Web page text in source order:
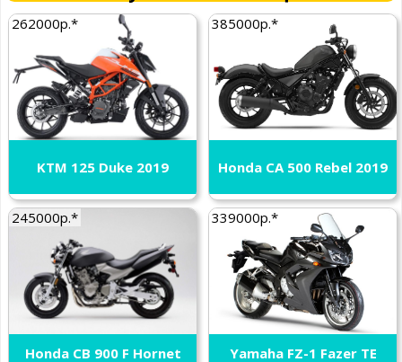
262000р.*
KTM 125 Duke 2019
385000р.*
Honda CA 500 Rebel 2019
245000р.*
Honda CB 900 F Hornet
339000р.*
Yamaha FZ-1 Fazer TE